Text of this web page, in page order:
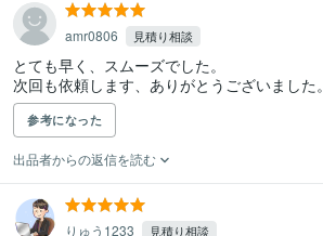
amr0806 見積り相談
とても早く、スムーズでした。
次回も依頼します、ありがとうございました。
参考になった
出品者からの返信を読む
りゅう1233 見積り相談